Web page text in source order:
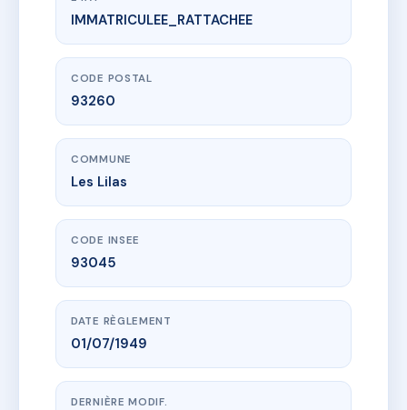
www.vme.plus/AB7551658
SDC 2 GEORGES POMPIDOU
2 r georges pompidou
IMMATRICULEE_RATTACHEE
CODE POSTAL
93260
COMMUNE
Les Lilas
CODE INSEE
93045
DATE RÈGLEMENT
01/07/1949
DERNIÈRE MODIF.